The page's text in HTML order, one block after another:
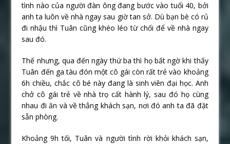
tình nào của người đàn ông đang bước vào tuổi 40, bởi
anh ta luôn về nhà ngay sau giờ tan sở. Dù bạn bè có rủ
đi nhậu thì Tuân cũng khéo léo từ chối để về nhà ngay
sau đó.
Thế nhưng, qua đến ngày thứ ba thì họ bất ngờ khi thấy
Tuân đến ga tàu đón một cô gái còn rất trẻ vào khoảng
6h chiều, chắc cô bé này đang là sinh viên đại học. Anh
chở cô gái trẻ về nhà trọ cất hành lý, sau đó họ cùng
nhau đi ăn và về thẳng khách sạn, nơi đó anh ta đã đặt
sẵn phòng.
Khoảng 9h tối, Tuân và người tình rời khỏi khách sạn,